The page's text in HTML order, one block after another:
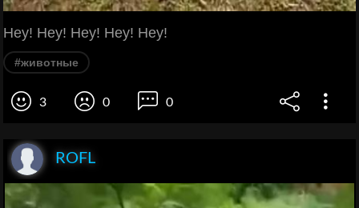
Hey! Hey! Hey! Hey! Hey!
#животные
3 0 0
ROFL